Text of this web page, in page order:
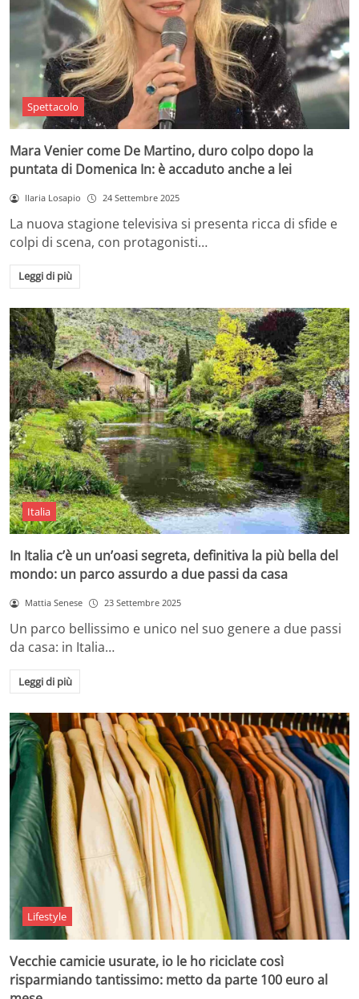
Spettacolo
Mara Venier come De Martino, duro colpo dopo la
puntata di Domenica In: è accaduto anche a lei
Ilaria Losapio 24 Settembre 2025
La nuova stagione televisiva si presenta ricca di sfide e
colpi di scena, con protagonisti…
Leggi di più
Italia
In Italia c’è un un’oasi segreta, definitiva la più bella del
mondo: un parco assurdo a due passi da casa
Mattia Senese 23 Settembre 2025
Un parco bellissimo e unico nel suo genere a due passi
da casa: in Italia…
Leggi di più
Lifestyle
Vecchie camicie usurate, io le ho riciclate così
risparmiando tantissimo: metto da parte 100 euro al